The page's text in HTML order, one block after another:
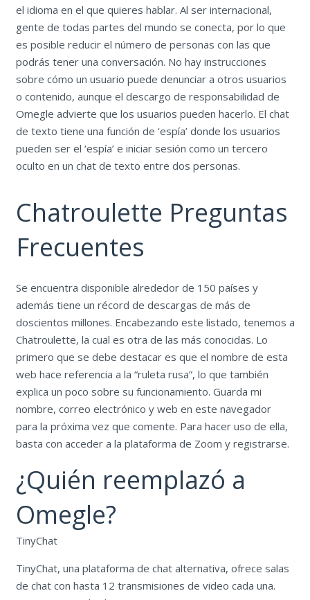
el idioma en el que quieres hablar. Al ser internacional,
gente de todas partes del mundo se conecta, por lo que
es posible reducir el número de personas con las que
podrás tener una conversación. No hay instrucciones
sobre cómo un usuario puede denunciar a otros usuarios
o contenido, aunque el descargo de responsabilidad de
Omegle advierte que los usuarios pueden hacerlo. El chat
de texto tiene una función de ‘espía’ donde los usuarios
pueden ser el ‘espía’ e iniciar sesión como un tercero
oculto en un chat de texto entre dos personas.
Chatroulette Preguntas
Frecuentes
Se encuentra disponible alrededor de 150 países y
además tiene un récord de descargas de más de
doscientos millones. Encabezando este listado, tenemos a
Chatroulette, la cual es otra de las más conocidas. Lo
primero que se debe destacar es que el nombre de esta
web hace referencia a la “ruleta rusa”, lo que también
explica un poco sobre su funcionamiento. Guarda mi
nombre, correo electrónico y web en este navegador
para la próxima vez que comente. Para hacer uso de ella,
basta con acceder a la plataforma de Zoom y registrarse.
¿Quién reemplazó a
Omegle?
TinyChat
TinyChat, una plataforma de chat alternativa, ofrece salas
de chat con hasta 12 transmisiones de video cada una.